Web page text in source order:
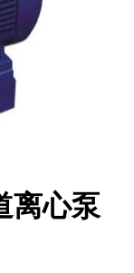
离心泵